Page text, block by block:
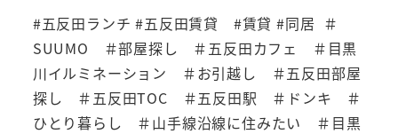
#五反田ランチ #五反田賃貸 #賃貸 #同居 ＃
SUUMO ＃部屋探し ＃五反田カフェ ＃目黒
川イルミネーション ＃お引越し ＃五反田部屋
探し ＃五反田TOC ＃五反田駅 ＃ドンキ ＃
ひとり暮らし ＃山手線沿線に住みたい ＃目黒